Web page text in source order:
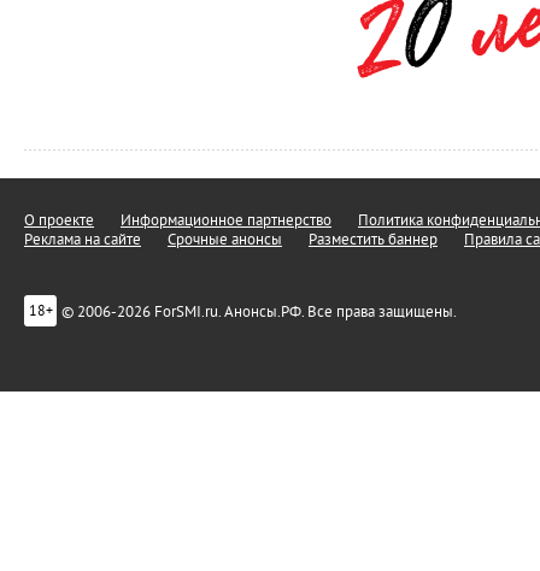
О проекте Информационное партнерство
Политика
Реклама на сайте
Срочные анонсы Разместить баннер Правила
18+ © 2006-2026 ForSMI.ru. Анонсы.РФ. Все права защищены.